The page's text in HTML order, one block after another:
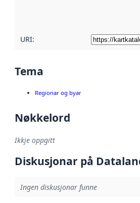
URI:
Tema
Regionar og byar
Nøkkelord
Ikkje oppgitt
Diskusjonar på
Ingen diskusjonar funne